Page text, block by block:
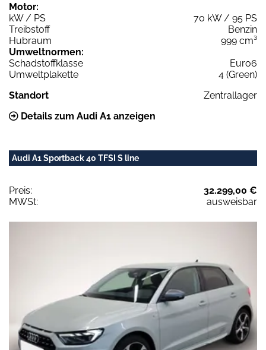
Motor:
kW / PS
70 kW / 95 PS
Treibstoff
Benzin
Hubraum
999 cm³
Umweltnormen:
Schadstoffklasse
Euro6
Umweltplakette
4 (Green)
Standort
Zentrallager
Details zum Audi A1 anzeigen
Audi A1 Sportback 40 TFSI S line
Preis:
32.299,00 €
MWSt:
ausweisbar